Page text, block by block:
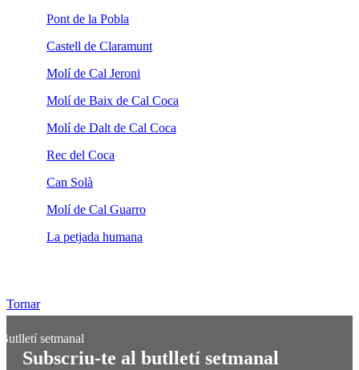
Pont de la Pobla
Castell de Claramunt
Molí de Cal Jeroni
Molí de Baix de Cal Coca
Molí de Dalt de Cal Coca
Rec del Coca
Can Solà
Molí de Cal Guarro
La petjada humana
Tornar
Subscriu-te al butlletí setmanal